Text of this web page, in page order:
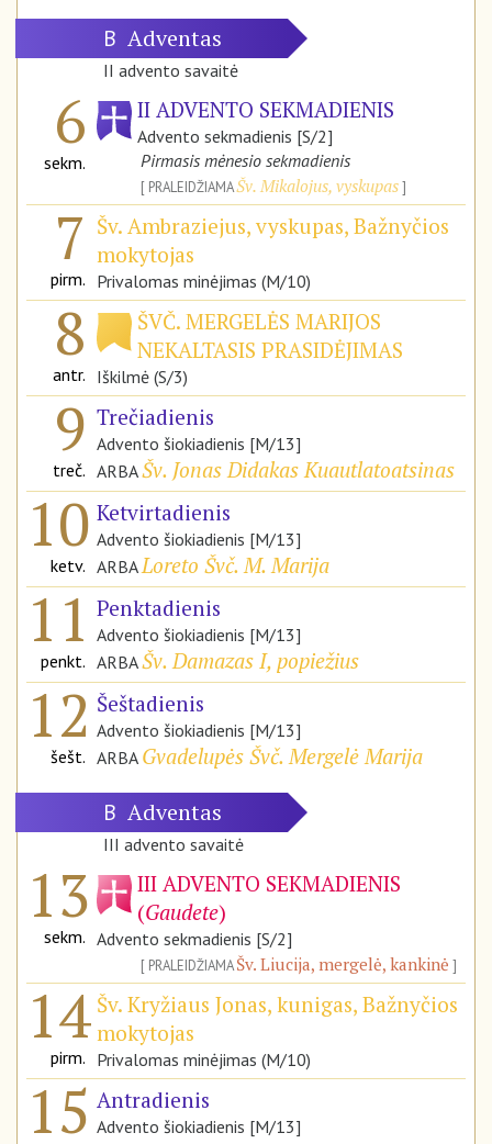
B Adventas
II advento savaitė
6
sekm.
II ADVENTO SEKMADIENIS
Advento sekmadienis [S/2]
Pirmasis mėnesio sekmadienis
PRALEIDŽIAMAŠv. Mikalojus, vyskupas
7
pirm.
Šv. Ambraziejus, vyskupas, Bažnyčios
mokytojas
Privalomas minėjimas (M/10)
8
antr.
ŠVČ. MERGELĖS MARIJOS
NEKALTASIS PRASIDĖJIMAS
Iškilmė (S/3)
9
treč.
Trečiadienis
Advento šiokiadienis [M/13]
ARBAŠv. Jonas Didakas Kuautlatoatsinas
10
ketv.
Ketvirtadienis
Advento šiokiadienis [M/13]
ARBALoreto Švč. M. Marija
11
penkt.
Penktadienis
Advento šiokiadienis [M/13]
ARBAŠv. Damazas I, popiežius
12
šešt.
Šeštadienis
Advento šiokiadienis [M/13]
ARBA Gvadelupės Švč. Mergelė Marija
B Adventas
III advento savaitė
13
sekm.
III ADVENTO SEKMADIENIS
(Gaudete)
Advento sekmadienis [S/2]
PRALEIDŽIAMAŠv. Liucija, mergelė, kankinė
14
pirm.
Šv. Kryžiaus Jonas, kunigas, Bažnyčios
mokytojas
Privalomas minėjimas (M/10)
15 Antradienis
Advento šiokiadienis [M/13]